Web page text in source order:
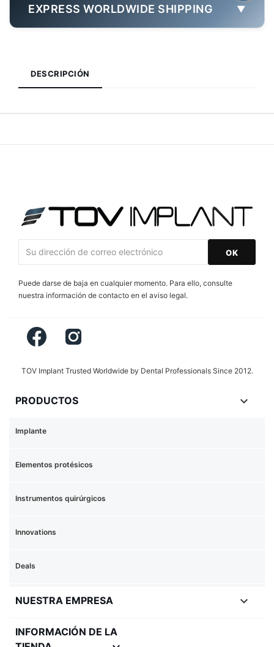
EXPRESS WORLDWIDE SHIPPING ▼
DESCRIPCIÓN
Puede darse de baja en cualquier momento. Para ello, consulte
nuestra información de contacto en el aviso legal.
TOV Implant Trusted Worldwide by Dental Professionals Since 2012.
PRODUCTOS 
Elementos protésicos
Implante
Innovations
Instrumentos quirúrgicos
Deals
NUESTRA EMPRESA 
INFORMACIÓN DE LA